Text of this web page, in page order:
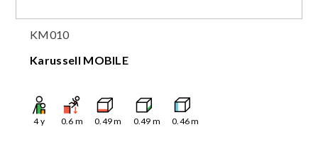
KM010
Karussell MOBILE
4y 0.6 m 0.49m 0.49 m 0.46m